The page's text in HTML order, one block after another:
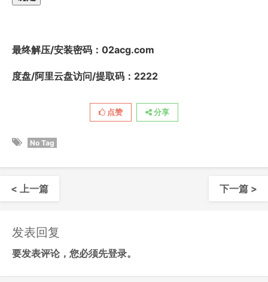
最终解压/安装密码 ：02acg.com
度盘/阿里云盘访问/提取码：2222
点赞 分享
No Tag
< 上一篇 下一篇 >
发表回复
要发表评论，您必须先登录。